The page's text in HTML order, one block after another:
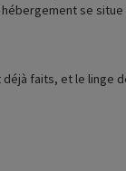
se situe
du pack bébé...),